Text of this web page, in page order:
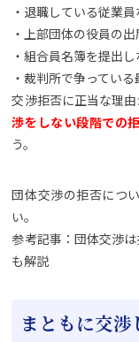
・退職している従業
・上部団体の役員の
・組合員名簿を提出し
・裁判所で争ってい
交渉拒否に正当な理由
渉をしない段階での
う。
団体交渉の拒否につ
い。
参考記事：団体交渉
も解説
まともに交渉